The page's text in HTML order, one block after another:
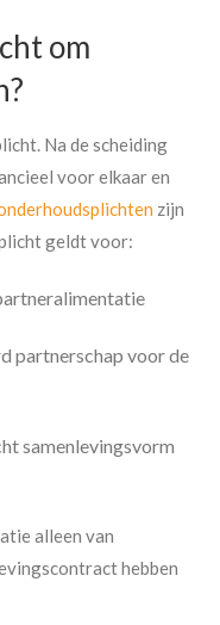
om
Na de scheiding
voor elkaar en
zijn
geldt voor:
partnerschap voor de
samenlevingsvorm
alleen van
hebben